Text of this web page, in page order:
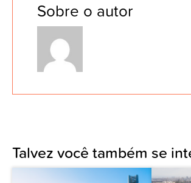
Sobre o autor
Talvez você também se